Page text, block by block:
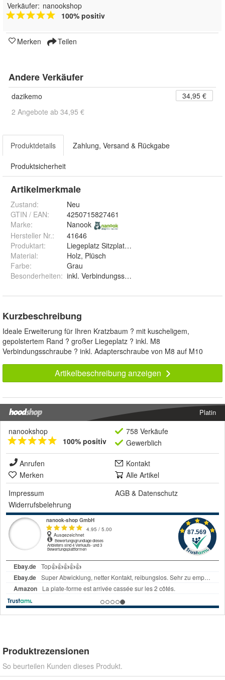
Verkäufer: nanookshop
100% positiv
Merken Teilen
Andere Verkäufer
dazikemo
34,95 €
2 Angebote ab 34,95 €
Produktdetails Zahlung, Versand & Rückgabe
Produktsicherheit
Artikelmerkmale
Zustand:
Neu
GTIN / EAN:
4250715827461
Marke:
Nanook
Hersteller Nr.:
41646
Produktart:
Liegeplatz Sitzplatz Kratzbaumzubehör
Material:
Holz, Plüsch
Farbe:
Grau
Besonderheiten: inkl. Verbindungsschraube
Kurzbeschreibung
Ideale Erweiterung für Ihren Kratzbaum ? mit kuscheligem,
gepolstertem Rand ? großer Liegeplatz ? inkl. M8
Verbindungsschraube ? inkl. Adapterschraube von M8 auf M10
Artikelbeschreibung anzeigen
Platin
nanookshop
100% positiv
758 Verkäufe
Gewerblich
Anrufen
Kontakt
Merken
Alle Artikel
Impressum
AGB & Datenschutz
Widerrufsbelehrung
Produktrezensionen
So beurteilen Kunden dieses Produkt.